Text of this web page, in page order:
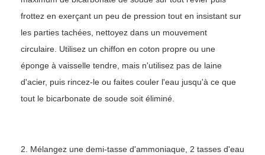
frottez en exerçant un peu de pression tout en insistant sur
les parties tachées, nettoyez dans un mouvement
circulaire. Utilisez un chiffon en coton propre ou une
éponge à vaisselle tendre, mais n'utilisez pas de laine
d'acier, puis rincez-le ou faites couler l'eau jusqu'à ce que
tout le bicarbonate de soude soit éliminé.
2. Mélangez une demi-tasse d'ammoniaque, 2 tasses d'eau